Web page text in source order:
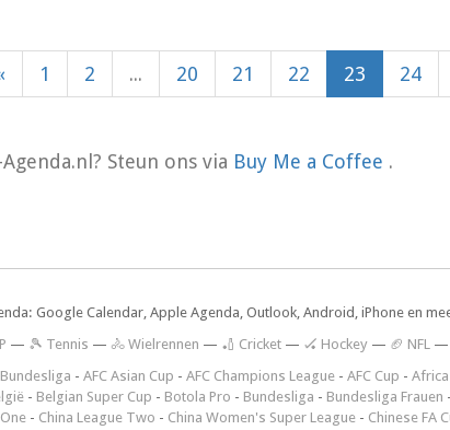
1 2 ... 20 21 22 23 24
Steun ons via Buy Me a Coffee .
Google Calendar, Apple Agenda, Outlook, Android, iPhone en
— 🎾 Tennis — 🚴 Wielrennen — 🏏 Cricket — 🏑 Hockey — 🏈 NFL —
- AFC Asian Cup - AFC Champions League - AFC Cup -
- Belgian Super Cup - Botola Pro - Bundesliga - Bundesliga Frauen -
- China League Two - China Women's Super League - Chinese FA